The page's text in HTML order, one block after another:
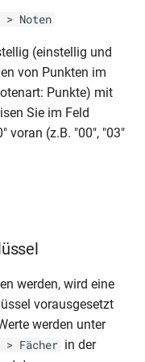
Noten
(einstellig und
von Punkten im
Punkte) mit
Sie im Feld
voran (z.B. "00", "03"
werden, wird eine
vorausgesetzt
werden unter
Fächer in der